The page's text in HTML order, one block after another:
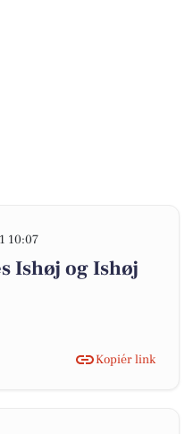
10:07
Ishøj og Ishøj
Kopiér link